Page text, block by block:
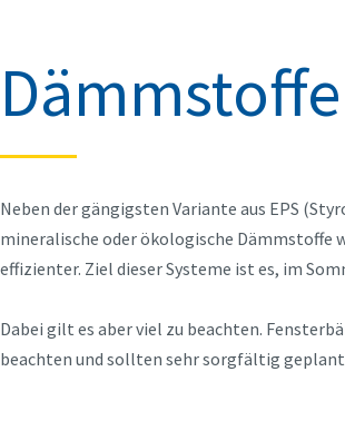
Dämmstoffe
Neben der gängigsten Variante aus EPS
mineralische oder ökologische Dämmstoffe
effizienter. Ziel dieser Systeme ist es, im
Dabei gilt es aber viel zu beachten.
beachten und sollten sehr sorgfältig